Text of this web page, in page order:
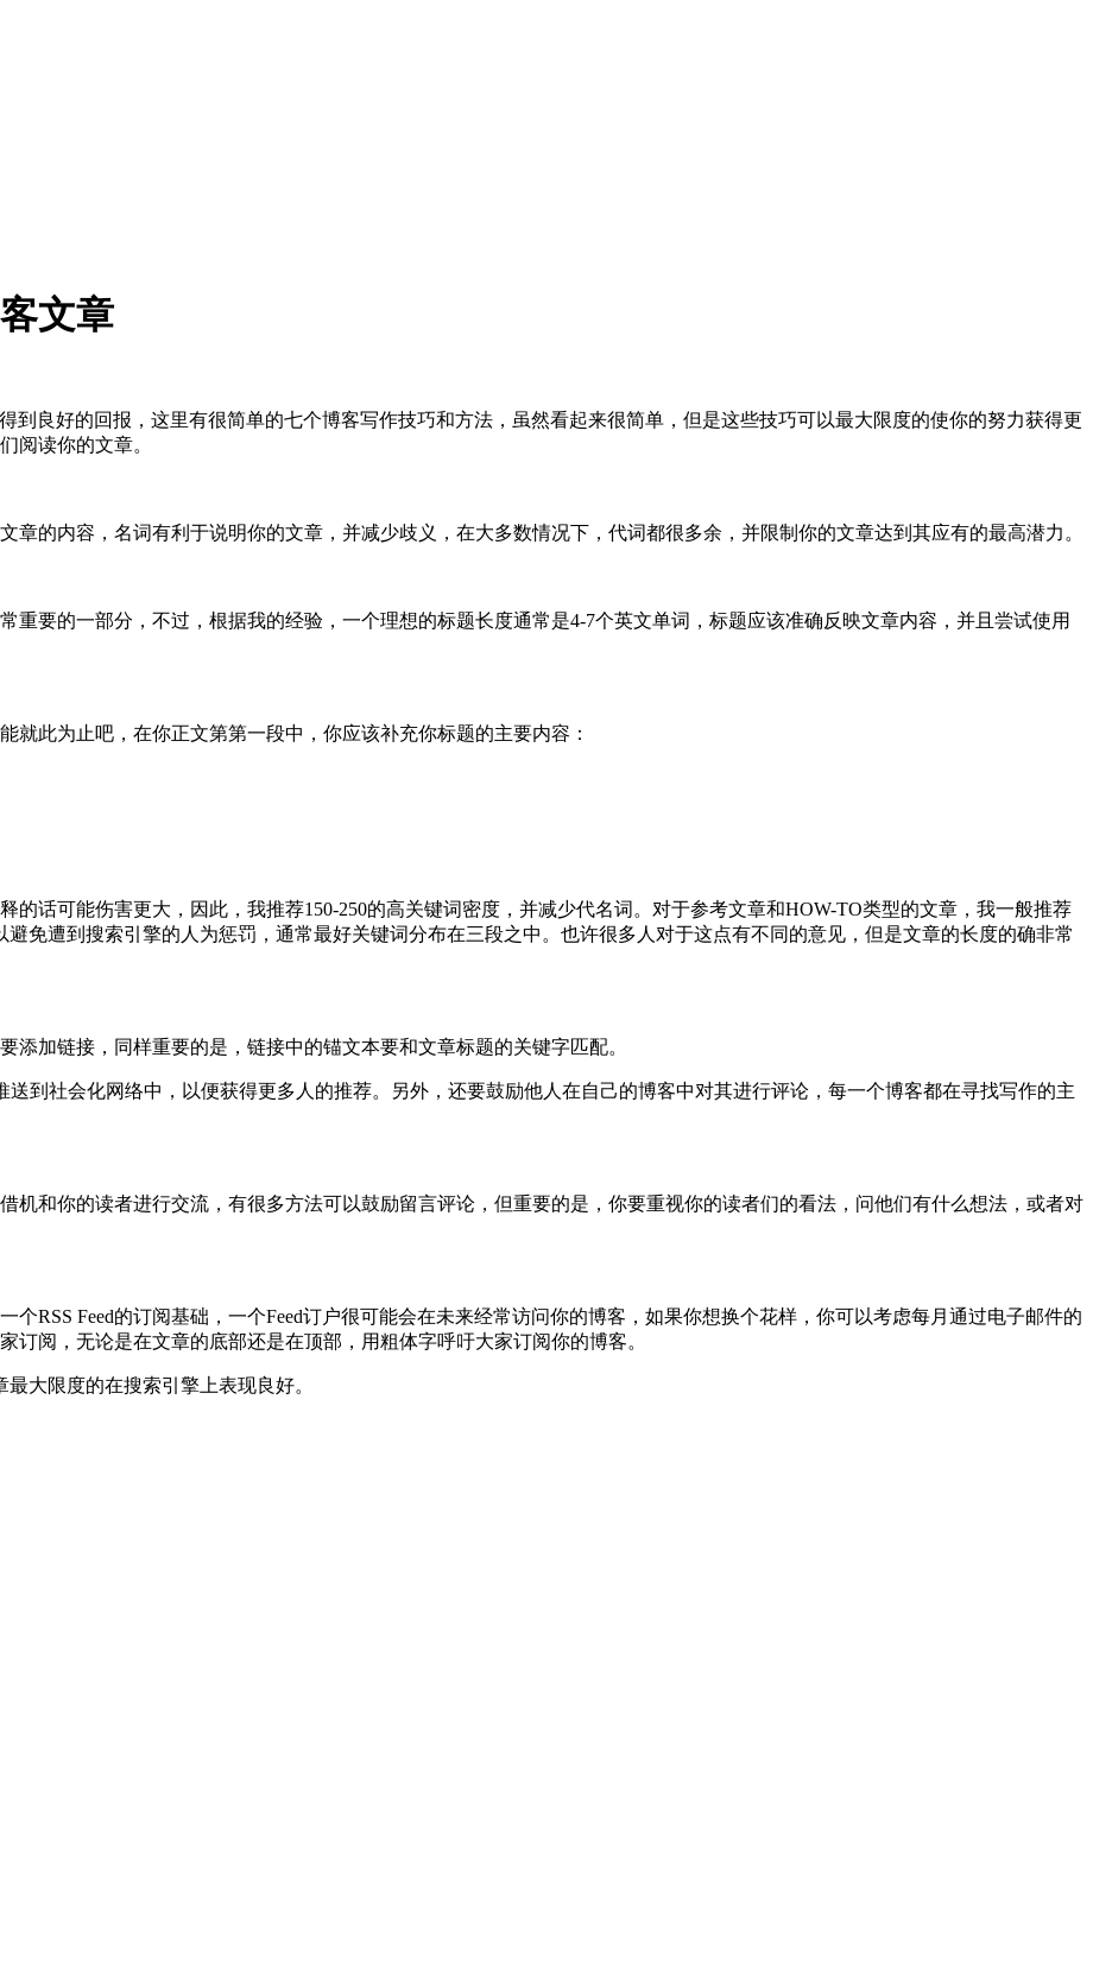
文章
到良好的回报，这里有很简单的七个博客写作技巧和方法，虽然看起来很简单，但是这些技巧可以最大限度的使你的努力获得更
阅读你的文章。
的内容，名词有利于说明你的文章，并减少歧义，在大多数情况下，代词都很多余，并限制你的文章达到其应有的最高潜力。
要的一部分，不过，根据我的经验，一个理想的标题长度通常是4-7个英文单词，标题应该准确反映文章内容，并且尝试使用
此为止吧，在你正文第第一段中，你应该补充你标题的主要内容：
话可能伤害更大，因此，我推荐150-250的高关键词密度，并减少代名词。对于参考文章和HOW-TO类型的文章，我一般推荐
免遭到搜索引擎的人为惩罚，通常最好关键词分布在三段之中。也许很多人对于这点有不同的意见，但是文章的长度的确非常
加链接，同样重要的是，链接中的锚文本要和文章标题的关键字匹配。
社会化网络中，以便获得更多人的推荐。另外，还要鼓励他人在自己的博客中对其进行评论，每一个博客都在寻找写作的主
和你的读者进行交流，有很多方法可以鼓励留言评论，但重要的是，你要重视你的读者们的看法，问他们有什么想法，或者对
RSS Feed的订阅基础，一个Feed订户很可能会在未来经常访问你的博客，如果你想换个花样，你可以考虑每月通过电子邮件的
阅，无论是在文章的底部还是在顶部，用粗体字呼吁大家订阅你的博客。
大限度的在搜索引擎上表现良好。